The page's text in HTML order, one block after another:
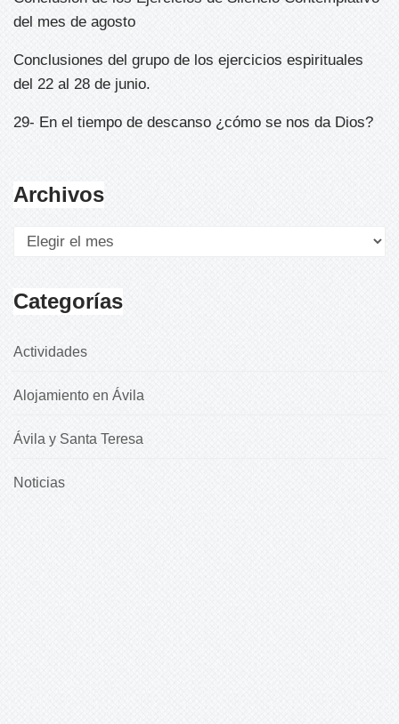
del mes de agosto
Conclusiones del grupo de los ejercicios espirituales
del 22 al 28 de junio.
29- En el tiempo de descanso ¿cómo se nos da Dios?
Archivos
Categorías
Actividades
Alojamiento en Ávila
Ávila y Santa Teresa
Noticias